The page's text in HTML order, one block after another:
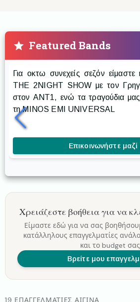
Featured Bands
Prestige The Band
Για οκτω συνεχείς σεζόν
THE 2NIGHT SHOW με τον
στον ANT1, ενώ τα τραγούδια
τη MINOS EMI UNIVERSAL
Επικοινωνήστε μαζί
Χρειάζεστε βοήθεια για να
Είμαστε εδώ για να σας
κατάλληλους επαγγελματίες
και το budget
Βρείτε μου
19 ΕΠΑΓΓΕΛΜΑΤΊΕΣ ΑΊΓΙΝΑ